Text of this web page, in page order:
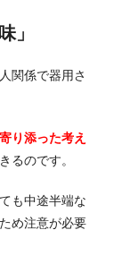
」
関係で器用さ
り添った考え
るのです。
も中途半端な
め注意が必要